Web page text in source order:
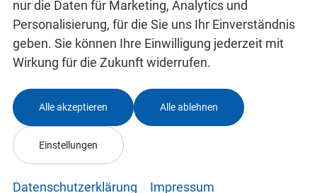
Skoda Fabia
Selection ACC+SHZ+KAMERA+PDC+LED
Fahrzeugnr. 24993096 Getriebe
Kraftstoff Benzin Außenfarbe
Leistung 85 kW (116 PS)
10.09.2025
nur die Daten für Marketing, Analytics und
Personalisierung, für die Sie uns Ihr Einverständnis
geben. Sie können Ihre Einwilligung jederzeit mit
Wirkung für die Zukunft widerrufen.
Alle akzeptieren Alle ablehnen
Einstellungen
Datenschutzerklärung Impressum